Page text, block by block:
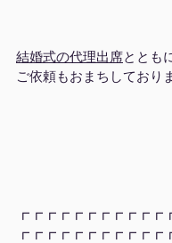
結婚式の代理出席ととも
ご依頼もおまちしており